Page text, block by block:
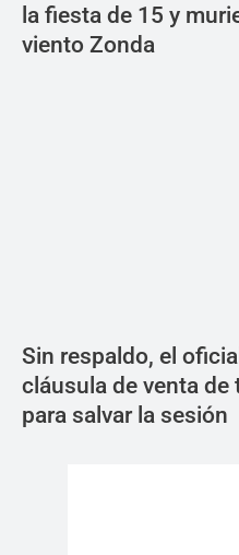
la fiesta de 15 y
viento Zonda
Sin respaldo, el
cláusula de venta de
para salvar la sesión